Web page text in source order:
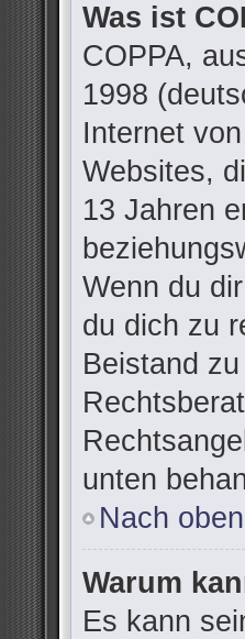
Was ist
COPPA,
1998
Internet
Websites,
13 Jahren
Wenn du
du dich zu
Beistand
unten
Nach oben
Warum
Es kann